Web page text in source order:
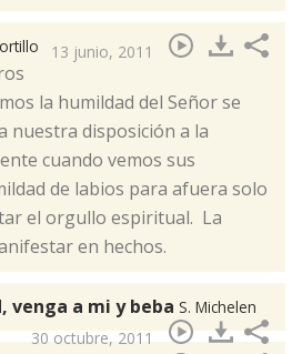
13 junio, 2011
la humildad del Señor se
nuestra disposición a la
cuando vemos sus
de labios para afuera solo
el orgullo espiritual. La
en hechos.
venga a mi y beba S. Michelen
30 octubre, 2011